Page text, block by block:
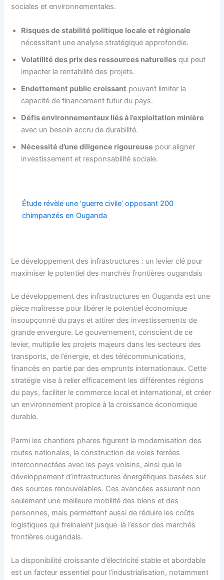
sociales et environnementales.
Risques de stabilité politique locale et régionale
nécessitant une analyse stratégique approfondie.
Volatilité des prix des ressources naturelles qui peut
impacter la rentabilité des projets.
Endettement public croissant pouvant limiter la
capacité de financement futur du pays.
Défis environnementaux liés à l’exploitation minière
avec un besoin accru de durabilité.
Nécessité d’une diligence rigoureuse pour aligner
investissement et responsabilité sociale.
Étude révèle une ‘guerre civile’ opposant 200
chimpanzés en Ouganda
Le développement des infrastructures : un levier clé pour
maximiser le potentiel des marchés frontières ougandais
Le développement des infrastructures en Ouganda est une
pièce maîtresse pour libérer le potentiel économique
insoupçonné du pays et attirer des investissements de
grande envergure. Le gouvernement, conscient de ce
levier, multiplie les projets majeurs dans les secteurs des
transports, de l’énergie, et des télécommunications,
financés en partie par des emprunts internationaux. Cette
stratégie vise à relier efficacement les différentes régions
du pays, faciliter le commerce local et international, et créer
un environnement propice à la croissance économique
durable.
Parmi les chantiers phares figurent la modernisation des
routes nationales, la construction de voies ferrées
interconnectées avec les pays voisins, ainsi que le
développement d’infrastructures énergétiques basées sur
des sources renouvelables. Ces avancées assurent non
seulement une meilleure mobilité des biens et des
personnes, mais permettent aussi de réduire les coûts
logistiques qui freinaient jusque-là l’essor des marchés
frontières ougandais.
La disponibilité croissante d’électricité stable et abordable
est un facteur essentiel pour l’industrialisation, notamment